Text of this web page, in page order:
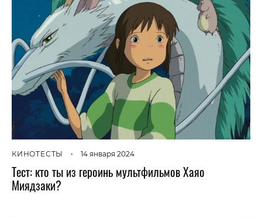
КИНОТЕСТЫ • 14 января 2024
Тест: кто ты из героинь мультфильмов Хаяо
Миядзаки?